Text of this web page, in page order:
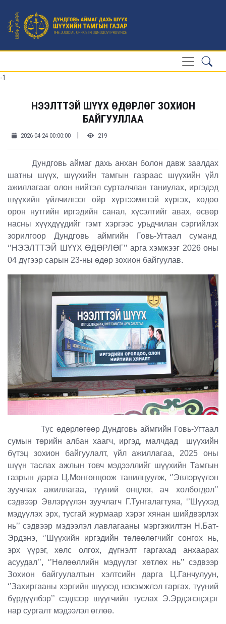
-1
НЭЭЛТТЭЙ ШҮҮХ ӨДӨРЛӨГ ЗОХИОН
БАЙГУУЛЛАА
2026-04-24 00:00:00 | 219
Дундговь аймаг дахь анхан болон давж заалдах
шатны шүүх, шүүхийн тамгын газраас шүүхийн үйл
ажиллагааг олон нийтэл сурталчлан таниулах, иргэдэд
шүүхийн үйлчилгээг ойр хүртээмжтэй хүргэх, хөдөө
орон нутгийн иргэдийн санал, хүсэлтийг авах, өсвөр
насны хүүхдүүдийг гэмт хэргээс урьдчилан сэргийлэх
зорилгоор Дундговь аймгийн Говь-Угтаал суманд
‘’НЭЭЛТТЭЙ ШҮҮХ ӨДӨРЛӨГ’’ арга хэмжээг 2026 оны
04 дүгээр сарын 23-ны өдөр зохион байгуулав.
Тус өдөрлөгөөр Дундговь аймгийн Говь-Угтаал
сумын төрийн албан хаагч, иргэд, малчдад
шүүхийн
бүтэц зохион байгуулалт, үйл ажиллагаа, 2025 оны
шүүн таслах ажлын товч мэдээллийг шүүхийн Тамгын
газрын дарга Ц.Мөнгөнцоож танилцуулж, ‘’Эвлэрүүлэн
зуучлах ажиллагаа, түүний онцлог, ач холбогдол’’
сэдвээр Эвлэрүүлэн зуучлагч Г.Тунгалагтуяа, ‘’Шүүхэд
мэдүүлэх эрх, тусгай журмаар хэрэг хянан шийдвэрлэх
нь’’ сэдвээр мэдээлэл лавлагааны мэргэжилтэн Н.Бат-
Эрдэнэ, ‘’Шүүхийн иргэдийн төлөөлөгчийг сонгох нь,
эрх үүрэг, хөлс олгох, дүгнэлт гаргахад анхаарах
асуудал’’, ‘’Нөлөөллийн мэдүүлэг хөтлөх нь’’ сэдвээр
Зохион байгуулалтын хэлтсийн дарга Ц.Ганчулуун,
‘’Захиргааны хэргийн шүүхэд нэхэмжлэл гаргах, түүний
бүрдүүлбэр’’ сэдвээр шүүгчийн туслах Э.Эрдэнэцэцэг
нар сургалт мэдээлэл өглөө.